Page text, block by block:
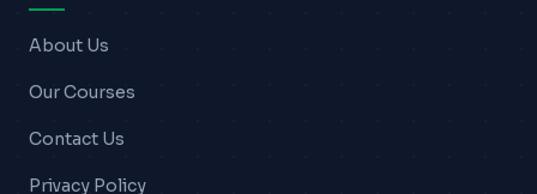
About Us
Our Courses
Contact Us
Privacy Policy